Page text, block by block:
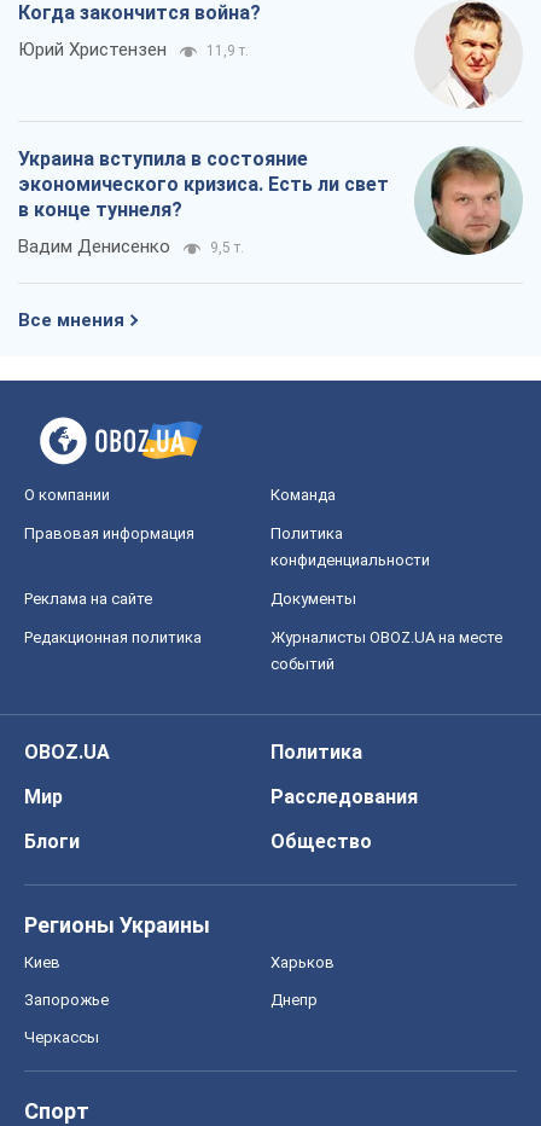
Когда закончится война?
Юрий Христензен 11,9 т.
Украина вступила в состояние
экономического кризиса. Есть ли свет
в конце туннеля?
Вадим Денисенко 9,5 т.
Все мнения
О компании Команда
Правовая информация
Политика
конфиденциальности
Реклама на сайте Документы
Редакционная политика
Журналисты OBOZ.UA на месте
событий
OBOZ.UA
Политика
Мир
Расследования
Блоги
Общество
Регионы Украины
Киев Харьков
Запорожье Днепр
Черкассы
Спорт